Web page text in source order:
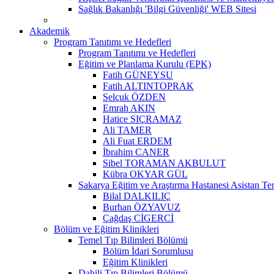
Sağlık Bakanlığı 'Bilgi Güvenliği' WEB Sitesi
Akademik
Program Tanıtımı ve Hedefleri
Program Tanıtımı ve Hedefleri
Eğitim ve Planlama Kurulu (EPK)
Fatih GÜNEYSU
Fatih ALTINTOPRAK
Selçuk ÖZDEN
Emrah AKIN
Hatice SIÇRAMAZ
Ali TAMER
Ali Fuat ERDEM
İbrahim CANER
Sibel TORAMAN AKBULUT
Kübra OKYAR GÜL
Sakarya Eğitim ve Araştırma Hastanesi Asistan
Bilal DALKILIÇ
Burhan ÖZYAVUZ
Çağdaş CİGERCİ
Bölüm ve Eğitim Klinikleri
Temel Tıp Bilimleri Bölümü
Bölüm İdari Sorumlusu
Eğitim Klinikleri